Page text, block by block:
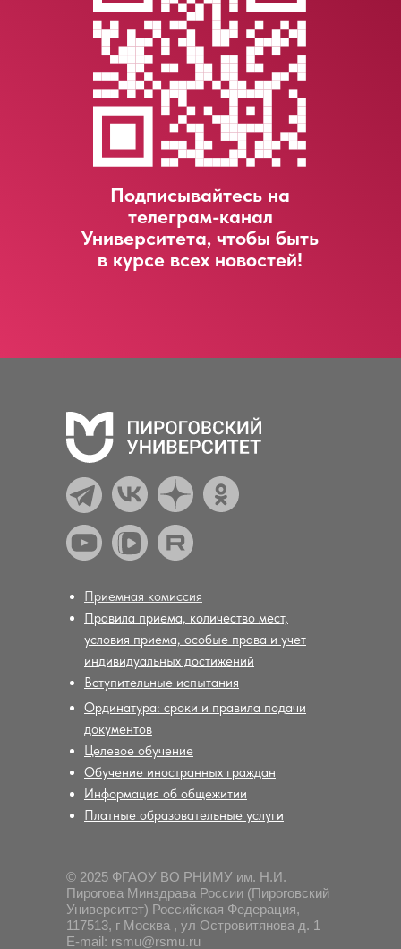
Подписывайтесь на
телеграм-канал
Университета, чтобы быть
в курсе всех новостей!
LET'S GO!
© 2025 ФГАОУ ВО РНИМУ им. Н.И.
Пирогова Минздрава России (Пироговский
Университет) Российская Федерация,
117513, г Москва , ул Островитянова д. 1
E-mail: rsmu@rsmu.ru
Приемная комиссия
Правила приема, количество мест,
условия приема, особые права и учет
индивидуальных достижений
Вступительные испытания
Ординатура: сроки и правила подачи
документов
Целевое обучение
Обучение иностранных граждан
Информация об общежитии
Платные образовательные услуги